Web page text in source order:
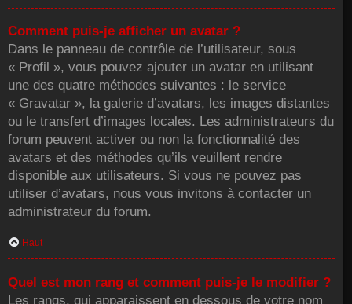
Comment puis-je afficher un avatar ?
Dans le panneau de contrôle de l’utilisateur, sous
« Profil », vous pouvez ajouter un avatar en utilisant
une des quatre méthodes suivantes : le service
« Gravatar », la galerie d’avatars, les images distantes
ou le transfert d’images locales. Les administrateurs du
forum peuvent activer ou non la fonctionnalité des
avatars et des méthodes qu’ils veuillent rendre
disponible aux utilisateurs. Si vous ne pouvez pas
utiliser d’avatars, nous vous invitons à contacter un
administrateur du forum.
Haut
Quel est mon rang et comment puis-je le modifier ?
Les rangs, qui apparaissent en dessous de votre nom